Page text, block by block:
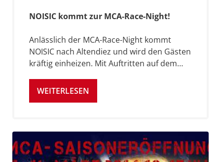
NOISIC kommt zur MCA-Race-Night!
Anlässlich der MCA-Race-Night kommt
NOISIC nach Altendiez und wird den Gästen
kräftig einheizen. Mit Auftritten auf dem…
WEITERLESEN